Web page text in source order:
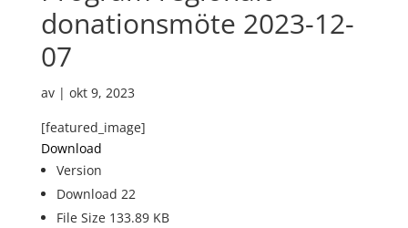
donationsmöte 2023-12-
07
av | okt 9, 2023
[featured_image]
Download
Version
Download 22
File Size 133.89 KB